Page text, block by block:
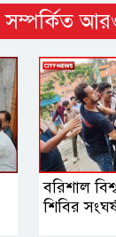
বরিশাল
শিবির